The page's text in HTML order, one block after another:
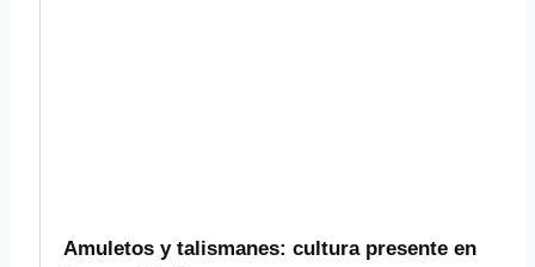
Amuletos y talismanes: cultura presente en